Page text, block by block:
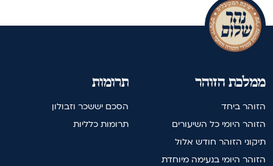
תרומות
הסכם יששכר וזבולון
תרומות כלליות
ממלכת הזוהר
הזוהר ביחד
הזוהר היומי כל השיעורים
תיקוני הזוהר חודש אלול
הזוהר היומי בנעימה מיוחדת